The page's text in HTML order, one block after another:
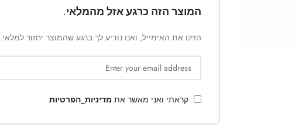
המוצר הזה כרגע אזל מהמלאי.
הזינו את האימייל, ואנו נודיע לך ברגע שהמוצר יחזור למלאי.
קראתי ואני מאשר את מדיניות_הפרטיות